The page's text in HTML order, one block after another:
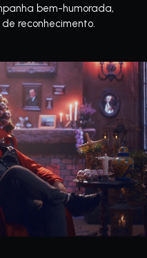
bem-humorada,
reconhecimento.